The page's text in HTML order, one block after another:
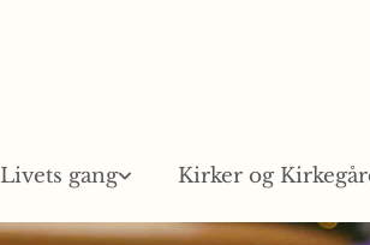
Livets gang Kirker og